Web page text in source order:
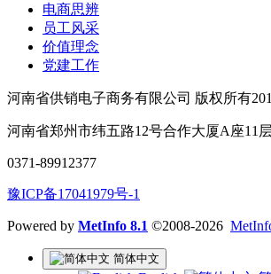
电商思辨
员工风采
价值理念
党建工作
河南省供销电子商务有限公司 版权所有
河南省郑州市纬五路12号合作大厦A座11
0371-89912377
豫ICP备17041979号-1
Powered by MetInfo 8.1 ©2008-2026
简体中文